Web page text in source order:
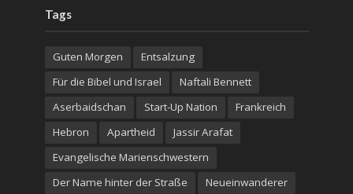
Tags
Guten Morgen
Entsalzung
Für die Bibel und Israel
Naftali Bennett
Aserbaidschan
Start-Up Nation
Frankreich
Hebron
Apartheid
Jassir Arafat
Evangelische Marienschwestern
Der Name hinter der Straße
Neueinwanderer